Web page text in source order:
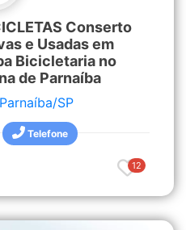
Conserto
e Usadas em
Bicicletaria no
de Parnaíba
SP
Telefone
12